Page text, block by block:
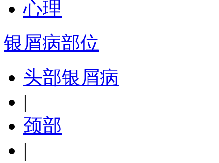
心理
银屑病部位
头部银屑病
|
颈部
|